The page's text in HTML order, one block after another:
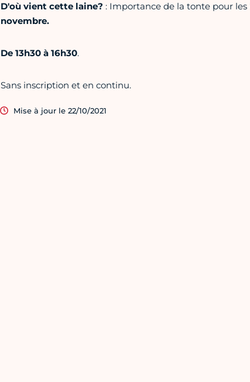
D'où vient cette laine? : Importance de la tonte pour
novembre.
De 13h30 à 16h30.
Sans inscription et en continu.
Mise à jour le 22/10/2021